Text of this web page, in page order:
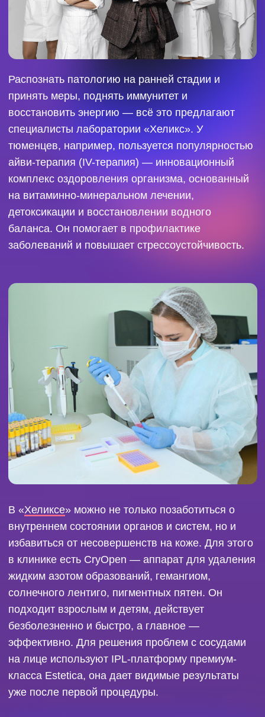
— МЫ ГОРДИМСЯ ТЕМ, ЧТО БОЛЕЕ 10 000
СЕМЕЙ ВЫБИРАЮТ НАС КАЖДЫЙ МЕСЯЦ,
ЛАБОРАТОРИИ. — ЗНАЕТЕ ПОЧЕМУ?
ПОТОМУ ЧТО
НАШИ ВРАЧИ
ИСКРЕННЕ
ЗАБОТЯТСЯ О КАЖДОМ ПАЦИЕНТЕ,
ГОТОВЫ ВЫСЛУШАТЬ, ОТВЕТИТЬ НА
ВОПРОСЫ И ПОДДЕРЖАТЬ. В ЦЕНТРАХ
«ХЕЛИКС» РАБОТАЮТ
ВЫСОКОКВАЛИФИЦИРОВАННЫЕ ВРАЧИ С
МНОГОЛЕТНИМ ОПЫТОМ, И КАЖДЫЙ ИЗ
НИХ ПРИШЕЛ В МЕДИЦИНУ, ЧТОБЫ
ЕЖЕДНЕВНО СОВЕРШАТЬ ПОДВИГ —
СОХРАНЯТЬ ЛЮДЯМ ЖИЗНЬ, ПРОДЛЕВАТЬ
"
В «Хеликсе » можно не только позаботиться о
внутреннем состоянии органов и систем, но и
избавиться от несовершенств на коже. Для этого
в клинике есть CryOpen — аппарат для удаления
жидким азотом образований, гемангиом,
подходит взрослым и детям, действует
безболезненно и быстро, а главное —
эффективно. Для решения проблем с сосудами
на лице используют IPL-платформу премиум-
класса Estetica, она дает видимые результаты
уже после первой процедуры.